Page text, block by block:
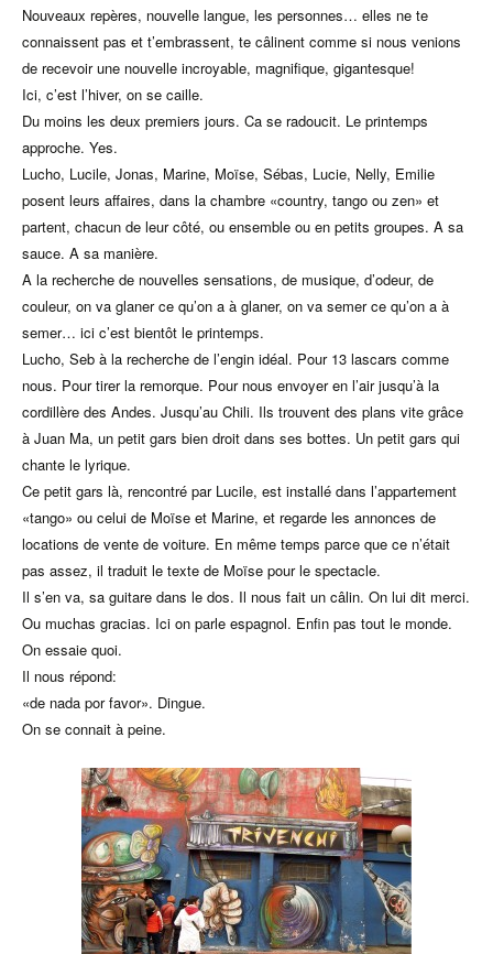
Nouveaux repères, nouvelle langue, les personnes… elles ne te
connaissent pas et t’embrassent, te câlinent comme si nous venions
de recevoir une nouvelle incroyable, magnifique, gigantesque!
Ici, c’est l’hiver, on se caille.
Du moins les deux premiers jours. Ca se radoucit. Le printemps
approche. Yes.
Lucho, Lucile, Jonas, Marine, Moïse, Sébas, Lucie, Nelly, Emilie
posent leurs affaires, dans la chambre «country, tango ou zen» et
partent, chacun de leur côté, ou ensemble ou en petits groupes. A sa
sauce. A sa manière.
A la recherche de nouvelles sensations, de musique, d’odeur, de
couleur, on va glaner ce qu’on a à glaner, on va semer ce qu’on a à
semer… ici c’est bientôt le printemps.
Lucho, Seb à la recherche de l’engin idéal. Pour 13 lascars comme
nous. Pour tirer la remorque. Pour nous envoyer en l’air jusqu’à la
cordillère des Andes. Jusqu’au Chili. Ils trouvent des plans vite grâce
à Juan Ma, un petit gars bien droit dans ses bottes. Un petit gars qui
chante le lyrique.
Ce petit gars là, rencontré par Lucile, est installé dans l’appartement
«tango» ou celui de Moïse et Marine, et regarde les annonces de
locations de vente de voiture. En même temps parce que ce n’était
pas assez, il traduit le texte de Moïse pour le spectacle.
Il s’en va, sa guitare dans le dos. Il nous fait un câlin. On lui dit merci.
Ou muchas gracias. Ici on parle espagnol. Enfin pas tout le monde.
On essaie quoi.
Il nous répond:
«de nada por favor». Dingue.
On se connait à peine.